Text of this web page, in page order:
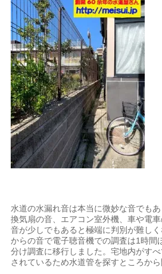
水道の水漏れ音は本当に微妙な音でもあ
換気扇の音、エアコン室外機、車や電
音が少しでもあると極端に判別が難し
からの音で電子聴音機での調査は1時間
分け調査に移行しました。宅地内がす
されているため水道管を探すところから